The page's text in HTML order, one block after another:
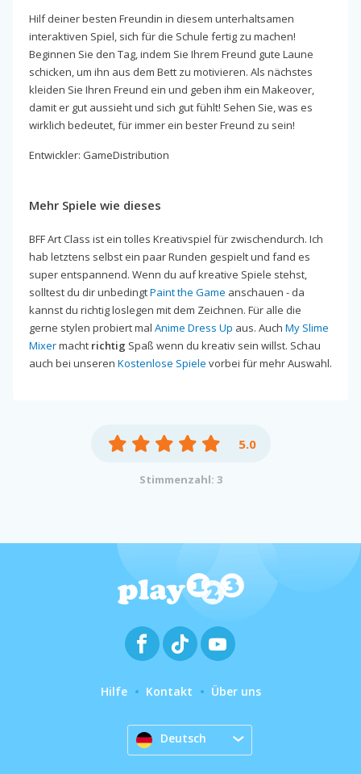
Hilf deiner besten Freundin in diesem unterhaltsamen
interaktiven Spiel, sich für die Schule fertig zu machen!
Beginnen Sie den Tag, indem Sie Ihrem Freund gute Laune
schicken, um ihn aus dem Bett zu motivieren. Als nächstes
kleiden Sie Ihren Freund ein und geben ihm ein Makeover,
damit er gut aussieht und sich gut fühlt! Sehen Sie, was es
wirklich bedeutet, für immer ein bester Freund zu sein!
Entwickler: GameDistribution
Mehr Spiele wie dieses
BFF Art Class ist ein tolles Kreativspiel für zwischendurch. Ich
hab letztens selbst ein paar Runden gespielt und fand es
super entspannend. Wenn du auf kreative Spiele stehst,
solltest du dir unbedingtPaint the Game anschauen - da
kannst du richtig loslegen mit dem Zeichnen. Für alle die
gerne stylen probiert mal Anime Dress Up aus. Auch My Slime
Mixermacht richtig Spaß wenn du kreativ sein willst. Schau
auch bei unseren Kostenlose Spiele vorbei für mehr Auswahl.
5.0
Stimmenzahl: 3
Hilfe Kontakt Über uns
Deutsch